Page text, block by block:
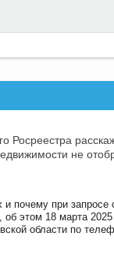
Росреестра
не
и почему при запросе
этом 18 марта 2025
области по